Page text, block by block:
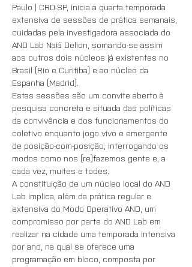
Paulo | CRD-SP, inicia a quarta temporada
extensiva de sessões de prática semanais,
cuidadas pela investigadora associada do
AND Lab Naiá Delion, somando-se assim
aos outros dois núcleos já existentes no
Brasil (Rio e Curitiba) e ao núcleo da
Espanha (Madrid).
Estas sessões são um convite aberto à
pesquisa concreta e situada das políticas
da convivência e dos funcionamentos do
coletivo enquanto jogo vivo e emergente
de posição-com-posição, interrogando os
modos como nos (re)fazemos gente e, a
cada vez, muites e todes.
A constituição de um núcleo local do AND
Lab implica, além da prática regular e
extensiva do Modo Operativo AND, um
compromisso por parte do AND Lab em
realizar na cidade uma temporada intensiva
por ano, na qual se oferece uma
programação em bloco, composta por